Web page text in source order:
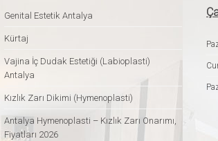
Genital Estetik Antalya
Kürtaj
Vajina İç Dudak Estetiği (Labioplasti)
Antalya
Kızlık Zarı Dikimi (Hymenoplasti)
Antalya Hymenoplasti – Kızlık Zarı Onarımı,
Fiyatları 2026